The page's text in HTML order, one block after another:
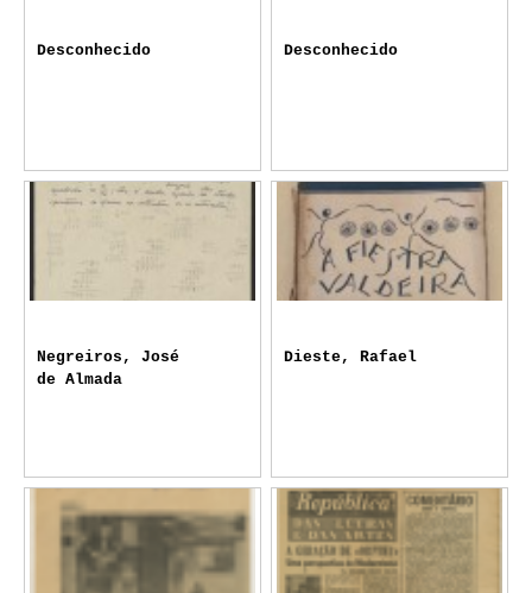
Desconhecido Desconhecido
Negreiros, José
de Almada
Dieste, Rafael